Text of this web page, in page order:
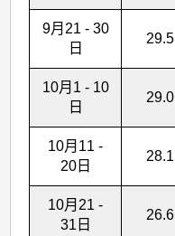
9月21 - 30
日
29.5
10月1 - 10
日
29.0
10月11 -
20日
28.1
10月21 -
31日
26.6